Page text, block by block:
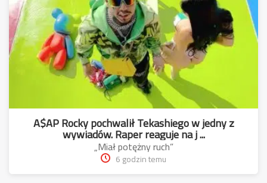
A$AP Rocky pochwalił Tekashiego w jedny z
wywiadów. Raper reaguje na j ...
„Miał potężny ruch”
6 godzin temu